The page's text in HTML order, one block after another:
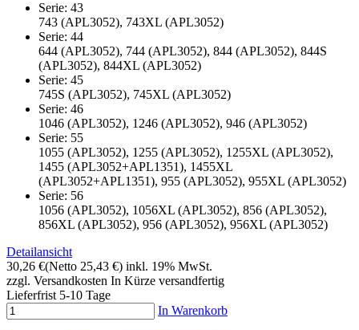
Serie: 43
743 (APL3052), 743XL (APL3052)
Serie: 44
644 (APL3052), 744 (APL3052), 844 (APL3052), 844S
(APL3052), 844XL (APL3052)
Serie: 45
745S (APL3052), 745XL (APL3052)
Serie: 46
1046 (APL3052), 1246 (APL3052), 946 (APL3052)
Serie: 55
1055 (APL3052), 1255 (APL3052), 1255XL (APL3052),
1455 (APL3052+APL1351), 1455XL
(APL3052+APL1351), 955 (APL3052), 955XL (APL3052)
Serie: 56
1056 (APL3052), 1056XL (APL3052), 856 (APL3052),
856XL (APL3052), 956 (APL3052), 956XL (APL3052)
Detailansicht
30,26 €(Netto 25,43 €) inkl. 19% MwSt.
zzgl. Versandkosten In Kürze versandfertig
Lieferfrist 5-10 Tage
In Warenkorb